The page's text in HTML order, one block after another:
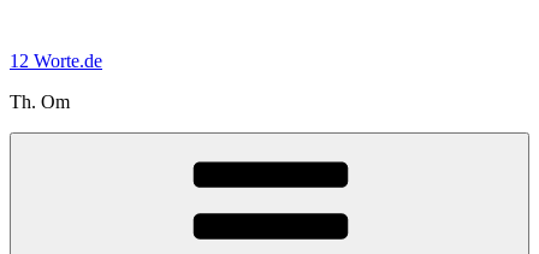
springen
12 Worte.de
Th. Om